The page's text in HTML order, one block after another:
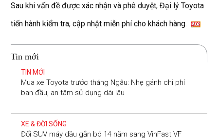
Sau khi vấn đề được xác nhận và phê duyệt, Đại lý Toyota
tiến hành kiểm tra, cập nhật miễn phí cho khách hàng.
Tin mới
TIN MỚI
Mua xe Toyota trước tháng Ngâu: Nhẹ gánh chi phí
ban đầu, an tâm sử dụng dài lâu
XE & ĐỜI SỐNG
Đổi SUV máy dầu gắn bó 14 năm sang VinFast VF